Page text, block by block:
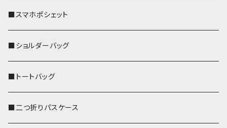
■スマホポシェット
■ショルダーバッグ
■トートバッグ
■二つ折りパスケース